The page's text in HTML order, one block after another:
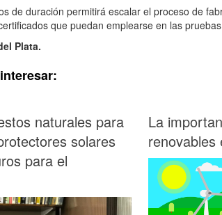
de duración permitirá escalar el proceso de
que puedan emplearse en las
Plata.
naturales para
solares
para el
La
renovables